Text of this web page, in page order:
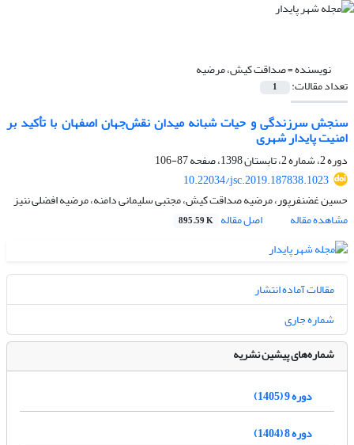
نویسنده =صداقت کیش، مرضیه
تعداد مقالات: 1
سنجش سرزندگی و حیات شبانه میدان نقش‌جهان اصفهان با تأکید بر
امنیت پایدار شهری
دوره 2، شماره 2، تابستان 1398، صفحه
87-106
10.22034/jsc.2019.187838.1023
حسین غضنفرپور، مرضیه صداقت کیش، مجتبی سلیمانی دامنه، مرضیه افضلی ننیز
مشاهده مقاله
اصل مقاله 895.59 K
مقالات آماده انتشار
شماره جاری
شماره‌های پیشین نشریه
دوره 9 (1405)
دوره 8 (1404)